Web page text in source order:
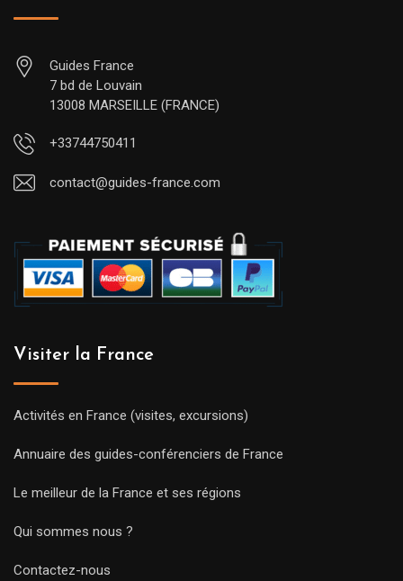
Guides France
7 bd de Louvain
13008 MARSEILLE (FRANCE)
+33744750411
contact@guides-france.com
Visiter la France
Activités en France (visites, excursions)
Annuaire des guides-conférenciers de France
Le meilleur de la France et ses régions
Qui sommes nous ?
Contactez-nous